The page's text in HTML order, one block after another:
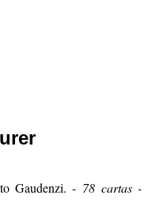
Gaudenzi. - 78 cartas -